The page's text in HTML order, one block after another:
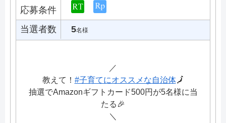
応募条件
当選者数
5名様
／
教えて！ #子育てにオススメな自治体🗾
抽選でAmazonギフトカード500円が5名様に当
たる🎉
＼